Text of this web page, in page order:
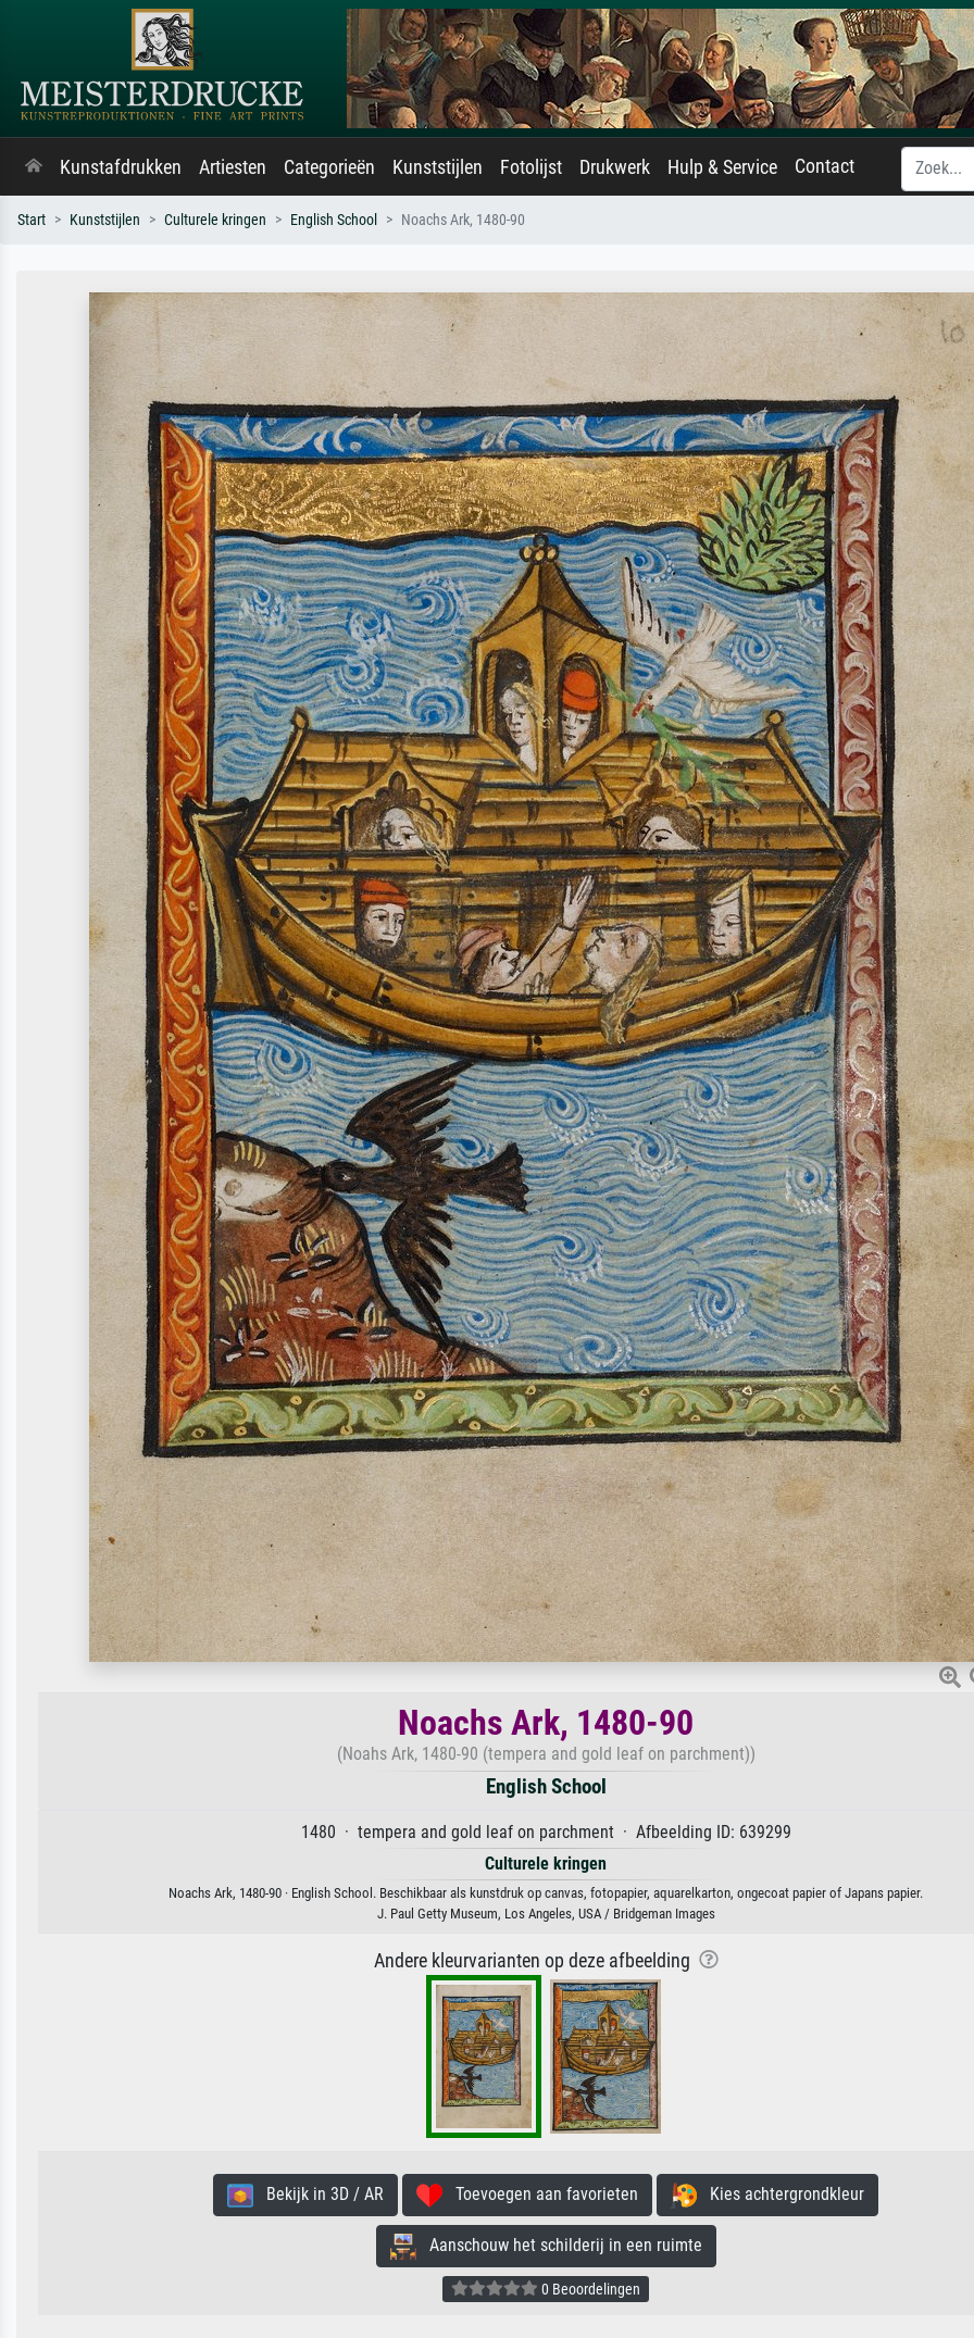
Kunstafdrukken Artiesten Categorieën Kunststijlen Fotolijst Drukwerk Hulp & Service Contact
Start Kunststijlen Culturele kringen English School Noachs Ark, 1480-90
Noachs Ark, 1480-90
(Noahs Ark, 1480-90 (tempera and gold leaf on parchment))
English School
1480 · tempera and gold leaf on parchment · Afbeelding ID: 639299
Culturele kringen
Noachs Ark, 1480-90 · English School. Beschikbaar als kunstdruk op canvas, fotopapier, aquarelkarton, ongecoat papier of Japans papier.
J. Paul Getty Museum, Los Angeles, USA / Bridgeman Images
Andere kleurvarianten op deze afbeelding
Bekijk in 3D / AR Toevoegen aan favorieten Kies achtergrondkleur
Aanschouw het schilderij in een ruimte
0 Beoordelingen